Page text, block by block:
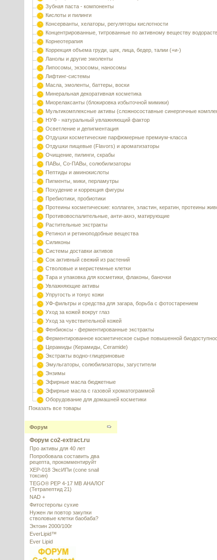
Зубная паста - компоненты
Кислоты и пилинги
Консерванты, хелаторы, регуляторы кислотности
Концентрированные, титрованные по активному веществу
Корнеотерапия
Коррекция объема груди, щек, лица, бедер, талии (+и-)
Ланолы и другие эмоленты
Липосомы, экзосомы, наносомы
Лифтинг-системы
Масла, эмоленты, баттеры, воски
Минеральная декоративная косметика
Миорелаксанты (блокировка избыточной мимики)
Мультикомплексные активы (сложносоставные синергичные
НУФ - натуральный увлажняющий фактор
Осветление и депигментация
Отдушки косметические парфюмерные премиум-класса
Отдушки пищевые (Flavors) и ароматизаторы
Очищение, пилинги, скрабы
ПАВы, Со-ПАВы, солюбилизаторы
Пептиды и аминокислоты
Пигменты, мики, перламутры
Похудение и коррекция фигуры
Пребиотики, пробиотики
Протеины косметические: коллаген, эластин, кератин, протеины
Противовоспалительные, анти-акнэ, матирующие
Растительные экстракты
Ретинол и ретиноподобные вещества
Силиконы
Системы доставки активов
Сок активный свежий из растений
Стволовые и меристемные клетки
Тара и упаковка для косметики, флаконы, баночки
Увлажняющие активы
Упругость и тонус кожи
УФ-фильтры и средства для загара, борьба с фотостарением
Уход за кожей вокруг глаз
Уход за чувствительной кожей
Фенбиоксы - ферментированные экстракты
Ферментированное косметическое сырье повышенной
Церамиды (Керамиды, Ceramide)
Экстракты водно-глицериновые
Эмульгаторы, солюбилизаторы, загустители
Энзимы
Эфирные масла бюджетные
Эфирные масла с газовой хроматограммой
Оборудование для домашней косметики
Показать все товары
Форум
Форум co2-extract.ru
Про активы для 40 лет
Попробовала составить два
рецепта, прокомментируйт
XEP-018 ЭксИПи (cone snail
токсин)
TEGO® PEP 4-17 MB АНАЛОГ
(Тетрапептид 21)
NAD +
Фитостеролы сухие
Нужен ли повтор закупки
стволовые клетки баобаба?
Эктоин 2000/100г
EverLipid™
Ever Lipid